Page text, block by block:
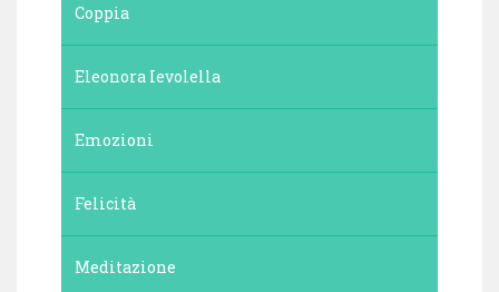
Coppia
Eleonora Ievolella
Emozioni
Felicità
Meditazione